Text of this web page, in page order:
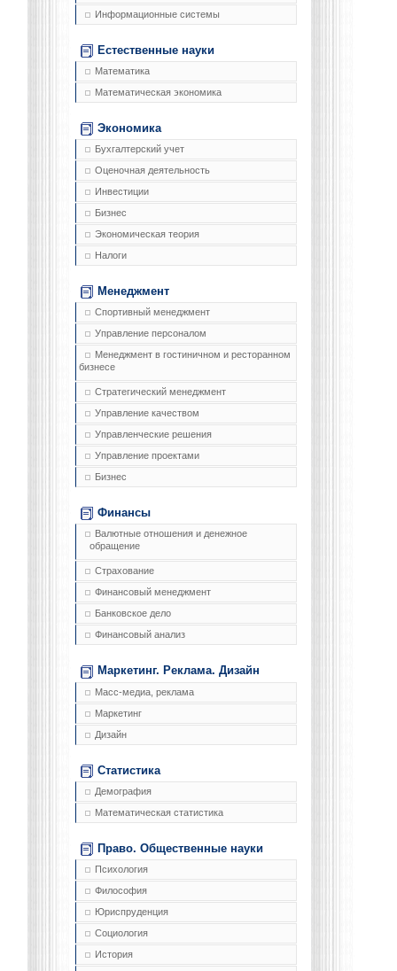
Информационные системы
Естественные науки
Математика
Математическая экономика
Экономика
Бухгалтерский учет
Оценочная деятельность
Инвестиции
Бизнес
Экономическая теория
Налоги
Менеджмент
Спортивный менеджмент
Управление персоналом
Менеджмент в гостиничном и ресторанном
бизнесе
Стратегический менеджмент
Управление качеством
Управленческие решения
Управление проектами
Бизнес
Финансы
Валютные отношения и денежное
обращение
Страхование
Финансовый менеджмент
Банковское дело
Финансовый анализ
Маркетинг. Реклама. Дизайн
Масс-медиа, реклама
Маркетинг
Дизайн
Статистика
Демография
Математическая статистика
Право. Общественные науки
Психология
Философия
Юриспруденция
Социология
История